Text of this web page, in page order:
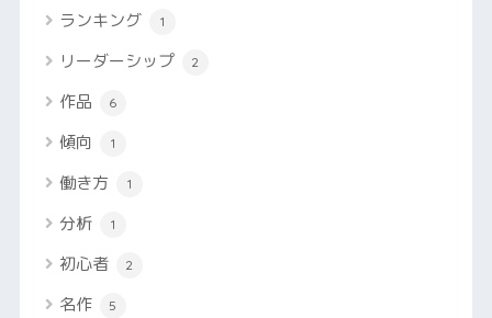
ランキング 1
リーダーシップ 2
作品 6
傾向 1
働き方 1
分析 1
初心者 2
名作 5